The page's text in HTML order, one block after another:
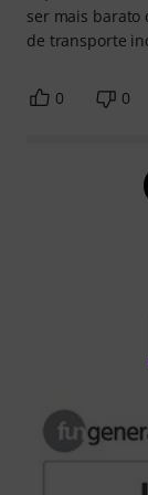
ser mais barato
de transporte
0 0